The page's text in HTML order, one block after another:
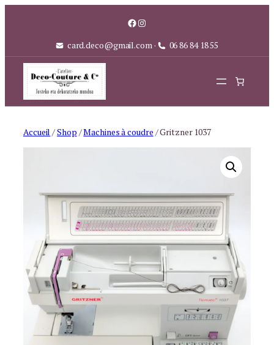
Facebook
Instagram
card.deco@gmail.com· 06 86 84 18 55
Accueil /Shop /Machines à coudre / Gritzner 1037